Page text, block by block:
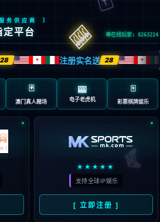
面不存在。可
开的是过期的
或者输入了错